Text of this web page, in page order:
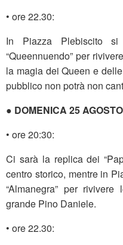
• ore 22.30:
In Piazza Plebiscito
“Queennuendo” per
la magia dei Queen e
pubblico non potrà non
● DOMENICA 25 AGOSTO
• ore 20:30:
Ci sarà la replica dei
centro storico, mentre in
“Almanegra” per
grande Pino Daniele.
• ore 22.30: